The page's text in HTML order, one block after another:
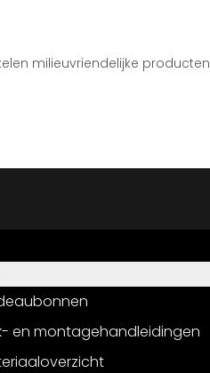
milieuvriendelijke producten
en montagehandleidingen